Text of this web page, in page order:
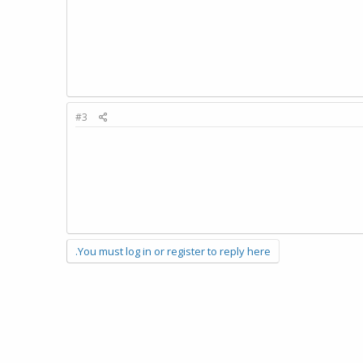
#3
You must log in or register to reply here.